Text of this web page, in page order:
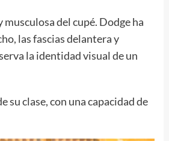
del cupé. Dodge ha
las fascias delantera y
la identidad visual de un
su clase, con una capacidad de